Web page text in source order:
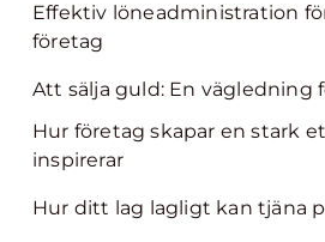
Effektiv löneadministration
företag
Att sälja guld: En vägledning
Hur företag skapar en stark
inspirerar
Hur ditt lag lagligt kan tjäna